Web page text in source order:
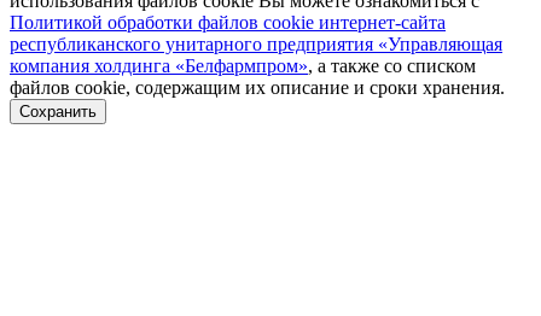
Политикой обработки файлов cookie интернет-сайта
республиканского унитарного предприятия «Управляющая
компания холдинга «Белфармпром», а также со списком
файлов cookie, содержащим их описание и сроки хранения.
Сохранить